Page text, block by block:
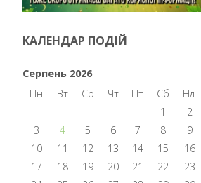
КАЛЕНДАР ПОДІЙ
Серпень 2026
Пн
Вт Ср Чт Пт Сб
Нд
1
2
3
4 5 6 7 8
9
10
11 12 13 14 15
16
17
18 19 20 21 22
23